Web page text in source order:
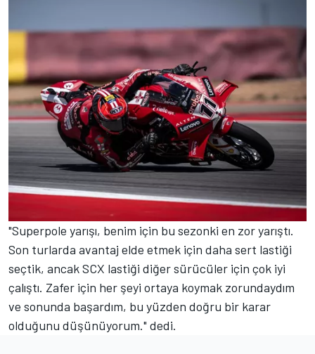
"Superpole yarışı, benim için bu sezonki en zor yarıştı.
Son turlarda avantaj elde etmek için daha sert lastiği
seçtik, ancak SCX lastiği diğer sürücüler için çok iyi
çalıştı. Zafer için her şeyi ortaya koymak zorundaydım
ve sonunda başardım, bu yüzden doğru bir karar
olduğunu düşünüyorum." dedi.